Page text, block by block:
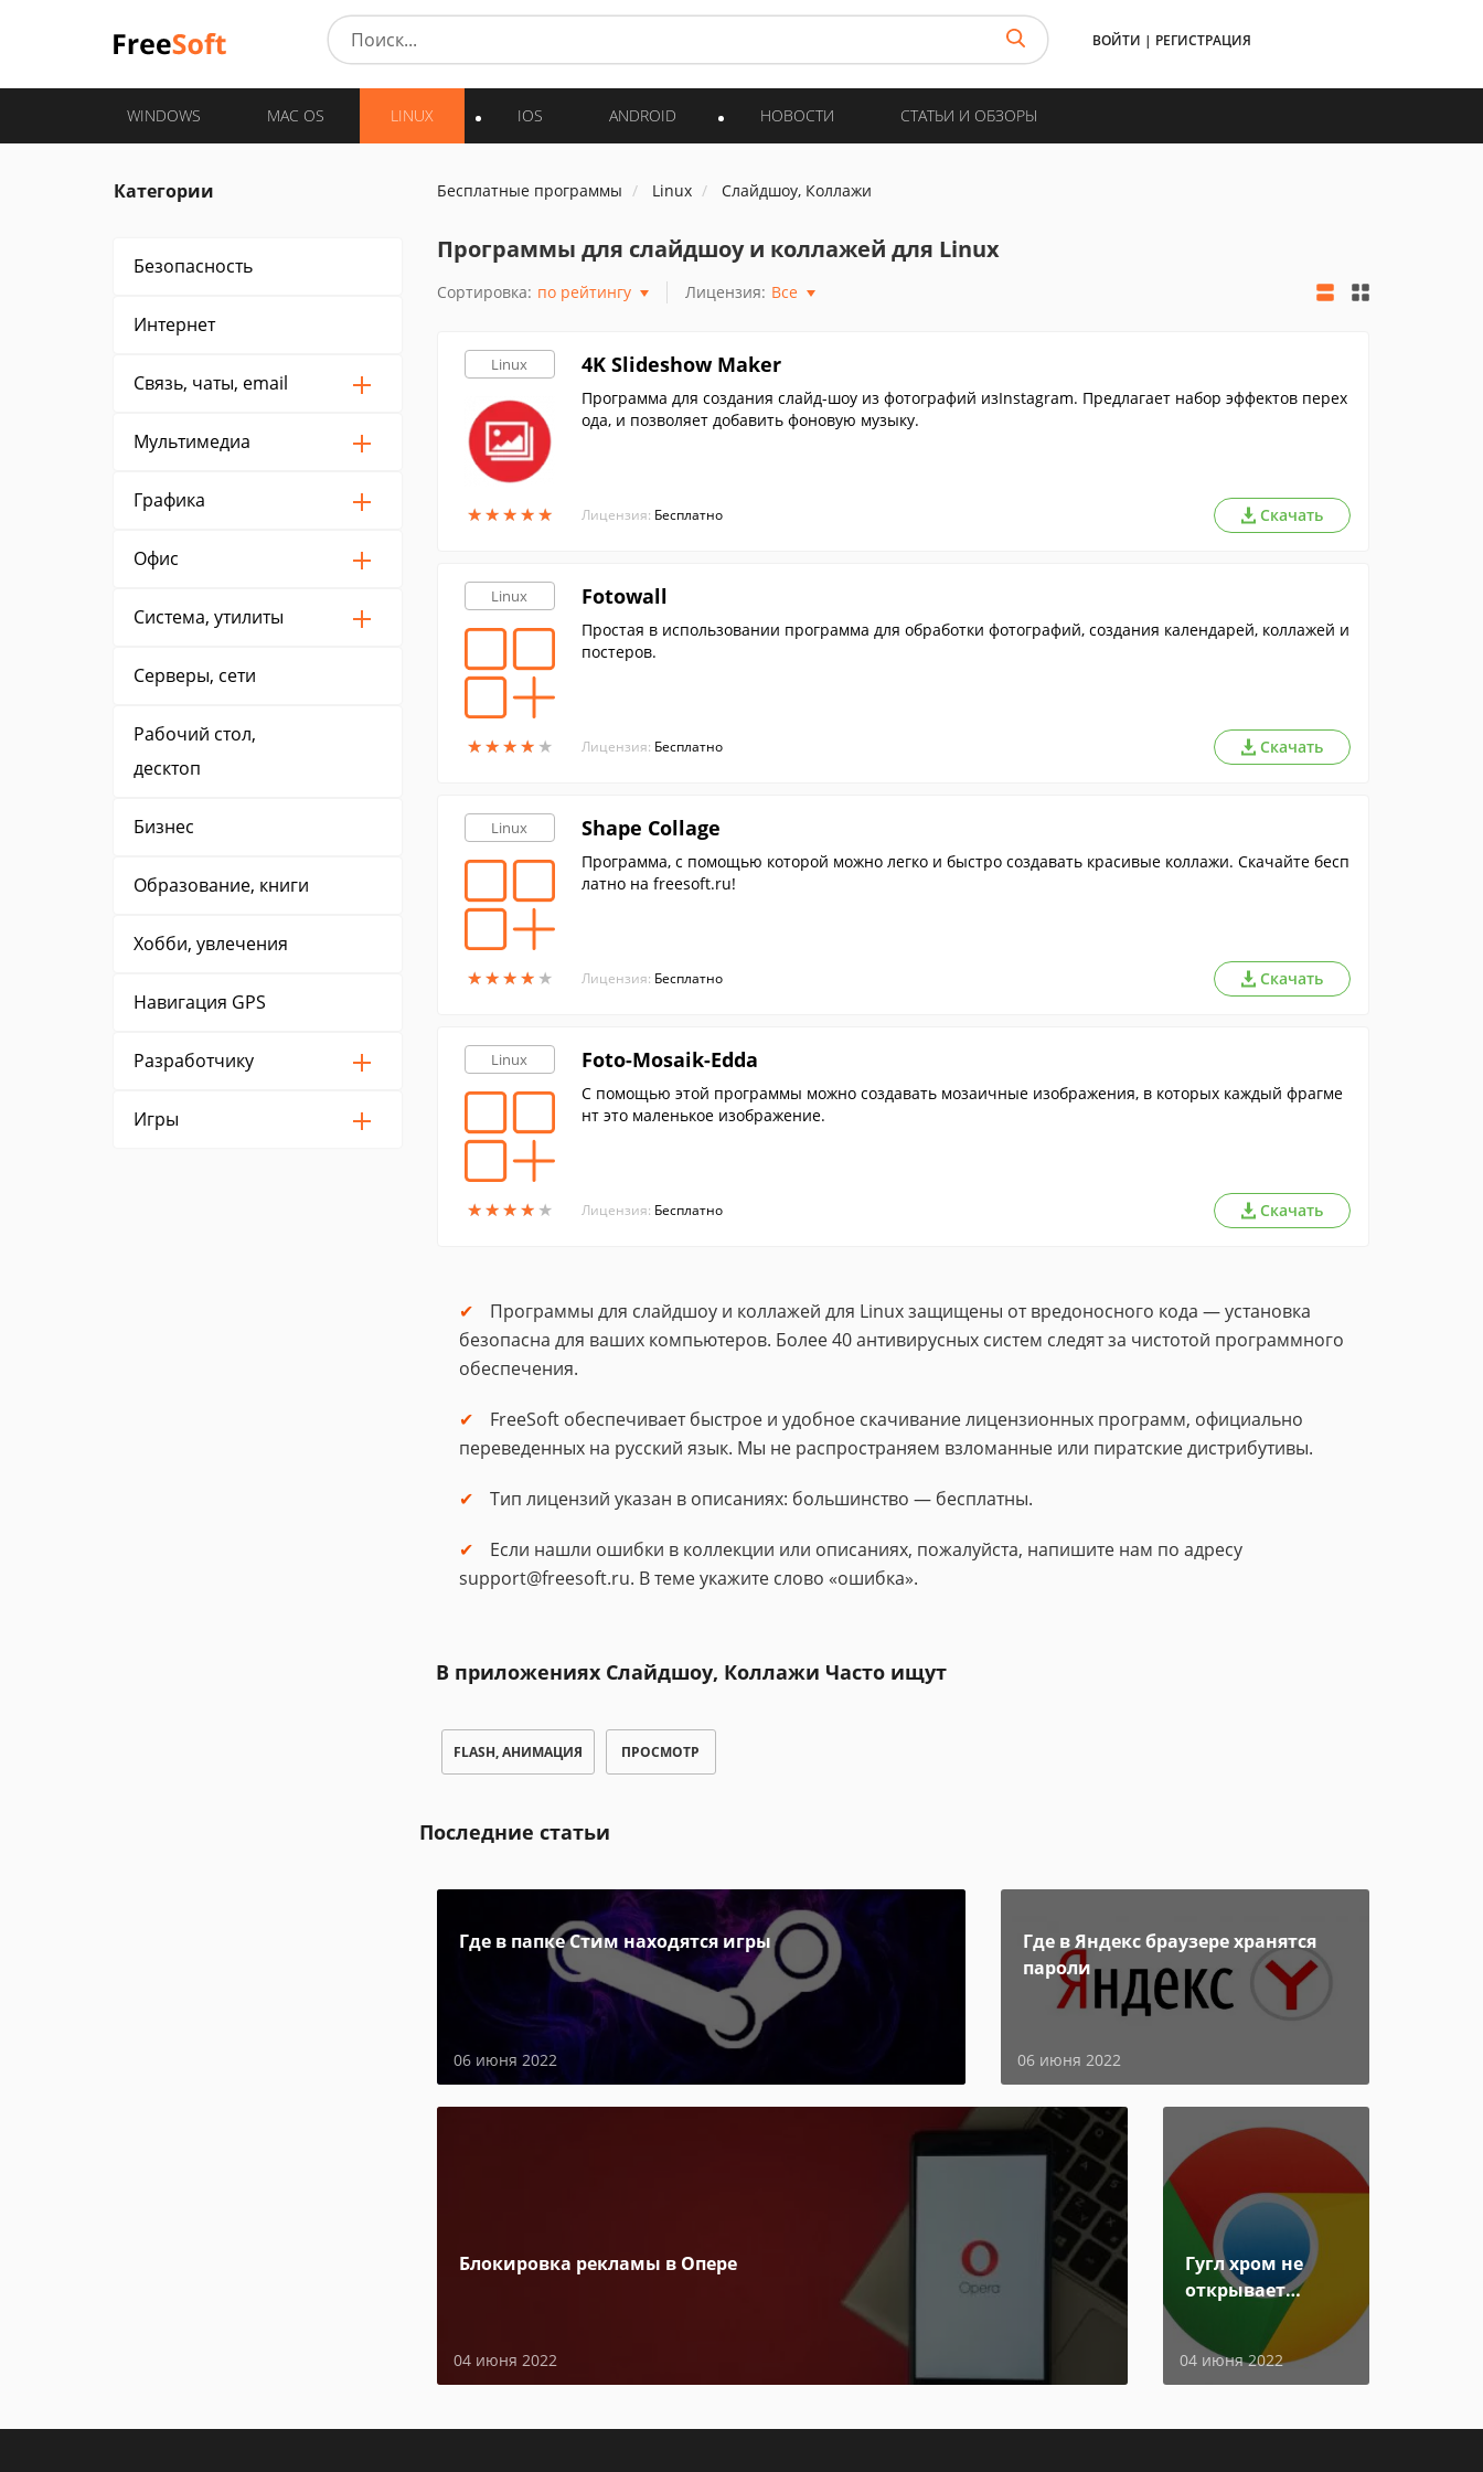
ВОЙТИ | РЕГИСТРАЦИЯ
WINDOWS MAC OS LINUX IOS ANDROID НОВОСТИ СТАТЬИ И ОБЗОРЫ
Категории
Безопасность
Интернет
Связь, чаты, email
Мультимедиа
Графика
Офис
Система, утилиты
Серверы, сети
Рабочий стол,
десктоп
Бизнес
Образование, книги
Хобби, увлечения
Навигация GPS
Разработчику
Игры
Бесплатные программы Linux Слайдшоу, Коллажи
Программы для слайдшоу и коллажей для Linux
Сортировка: по рейтингу Лицензия: Все
Linux
★★★★★
★★★★★
4K Slideshow Maker
Программа для создания слайд-шоу из фотографий изInstagram. Предлагает набор эффектов перех
ода, и позволяет добавить фоновую музыку.
Лицензия: Бесплатно Скачать
Linux
★★★★ ★
★★★★ ★
Fotowall
Простая в использовании программа для обработки фотографий, создания календарей, коллажей и
постеров.
Лицензия: Бесплатно Скачать
Linux
★★★★ ★
★★★★ ★
Shape Collage
Программа, с помощью которой можно легко и быстро создавать красивые коллажи. Скачайте бесп
латно на freesoft.ru!
Лицензия: Бесплатно Скачать
Linux
★★★★ ★
★★★★ ★
Foto-Mosaik-Edda
С помощью этой программы можно создавать мозаичные изображения, в которых каждый фрагме
нт это маленькое изображение.
Лицензия: Бесплатно Скачать
Программы для слайдшоу и коллажей для Linux защищены от вредоносного кода — установка
безопасна для ваших компьютеров. Более 40 антивирусных систем следят за чистотой программного
обеспечения.
FreeSoft обеспечивает быстрое и удобное скачивание лицензионных программ, официально
переведенных на русский язык. Мы не распространяем взломанные или пиратские дистрибутивы.
Тип лицензий указан в описаниях: большинство — бесплатны.
Если нашли ошибки в коллекции или описаниях, пожалуйста, напишите нам по адресу
support@freesoft.ru. В теме укажите слово «ошибка».
В приложениях Слайдшоу, Коллажи Часто ищут
FLASH, АНИМАЦИЯ ПРОСМОТР
Последние статьи
Где в папке Стим находятся игры
06 июня 2022
Где в Яндекс браузере хранятся
пароли
06 июня 2022
Блокировка рекламы в Опере
04 июня 2022
Гугл хром не
открывает
04 июня 2022